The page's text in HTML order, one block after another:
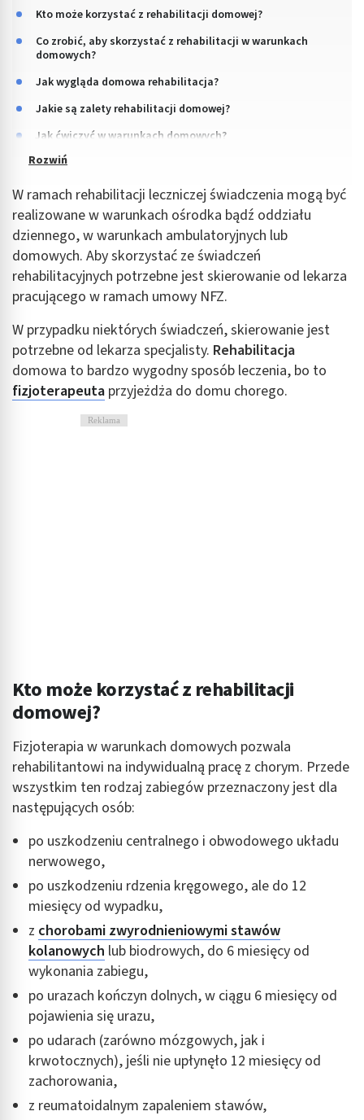
Kto może korzystać z rehabilitacji domowej?
Co zrobić, aby skorzystać z rehabilitacji w warunkach
domowych?
Jak wygląda domowa rehabilitacja?
Jakie są zalety rehabilitacji domowej?
Jak ćwiczyć w warunkach domowych?
W ramach rehabilitacji leczniczej świadczenia mogą być
realizowane w warunkach ośrodka bądź oddziału
dziennego, w warunkach ambulatoryjnych lub
domowych. Aby skorzystać ze świadczeń
rehabilitacyjnych potrzebne jest skierowanie od lekarza
pracującego w ramach umowy NFZ.
W przypadku niektórych świadczeń, skierowanie jest
potrzebne od lekarza specjalisty. Rehabilitacja
domowa to bardzo wygodny sposób leczenia, bo to
fizjoterapeuta przyjeżdża do domu chorego.
Reklama
Kto może korzystać z rehabilitacji
domowej?
Fizjoterapia w warunkach domowych pozwala
rehabilitantowi na indywidualną pracę z chorym. Przede
wszystkim ten rodzaj zabiegów przeznaczony jest dla
następujących osób:
po uszkodzeniu centralnego i obwodowego układu
nerwowego,
po uszkodzeniu rdzenia kręgowego, ale do 12
miesięcy od wypadku,
z chorobami zwyrodnieniowymi stawów
kolanowych lub biodrowych, do 6 miesięcy od
wykonania zabiegu,
po urazach kończyn dolnych, w ciągu 6 miesięcy od
pojawienia się urazu,
po udarach (zarówno mózgowych, jak i
krwotocznych), jeśli nie upłynęło 12 miesięcy od
zachorowania,
z reumatoidalnym zapaleniem stawów,